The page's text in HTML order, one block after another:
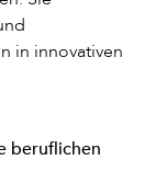
in innovativen
beruflichen